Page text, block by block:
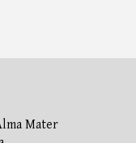
Mater